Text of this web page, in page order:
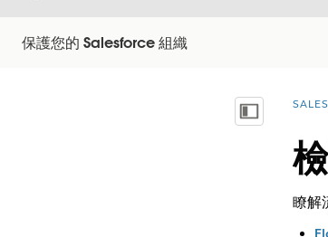
保護您的 Salesforce 組織
顯示目錄 您位
瞭解